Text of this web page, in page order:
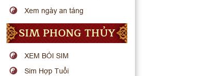
Xem ngày an táng
SIM PHONG THỦY
XEM BÓI SIM
Sim Hợp Tuổi